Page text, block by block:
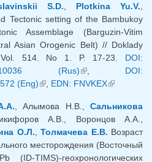
S.D. Plotkina Yu.V.
Tectonic setting of the Bambukoy
Assemblage (Barguzin-Vitim
Asian Orogenic Belt) // Doklady
Vol. 514. No 1. P. 17-23. DOI:
(Rus)(внешняя
ссылка)
, DOI:
(Eng)(внешняя ссылка)
EDN: FNVKEX(внешняя
, Алымова Н.В.,Сальникова
А.В., Воронцов А.А.,
О.Л. Толмачева Е.В. Возраст
месторождения (Восточный
(ID-TIMS)-геохронологических